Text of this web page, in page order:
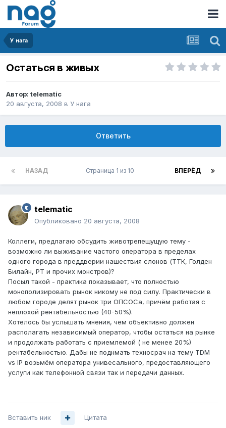
У нага
Остаться в живых
Автор: telematic
20 августа, 2008 в У нага
Ответить
НАЗАД ВПЕРЁД
Страница 1 из 10
telematic
Опубликовано 20 августа, 2008
Коллеги, предлагаю обсудить животрепещущую тему -
возможно ли выживание частого оператора в пределах
одного города в преддверии нашествия слонов (ТТК, Голден
Билайн, РТ и прочих монстров)?
Посыл такой - практика показывает, что полностью
монополизировать рынок никому не под силу. Практически в
любом городе делят рынок три ОПСОСа, причём работая с
неплохой рентабельностью (40-50%).
Хотелось бы услышать мнения, чем объективно должен
располагать независимый оператор, чтобы остаться на рынке
и продолжать работать с приемлемой ( не менее 20%)
рентабельностью. Дабы не поднмать техносрач на тему TDM
vs IP возьмём оператора унивесального, предоставляющего
услуги как телефонной связи так и передачи данных.
Вставить ник Цитата